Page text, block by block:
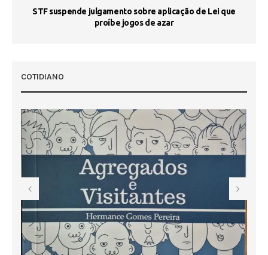
STF suspende julgamento sobre aplicação de Lei que
proíbe jogos de azar
COTIDIANO